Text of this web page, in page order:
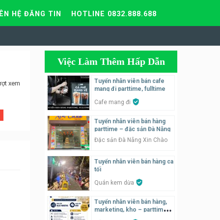
HỆ ĐĂNG TIN HOTLINE 0832.888.688
xem
Việc Làm Thêm Hấp Dẫn
Tuyển nhân viên bán cafe
mang đi parttime, fulltime
Cafe mang đi
Tuyển nhân viên bán hàng
parttime – đặc sản Đà Nẵng
Đặc sản Đà Nẵng Xin Chào
Tuyển nhân viên bán hàng ca
tối
Quán kem dừa
Tuyển nhân viên bán hàng,
marketing, kho – parttime,